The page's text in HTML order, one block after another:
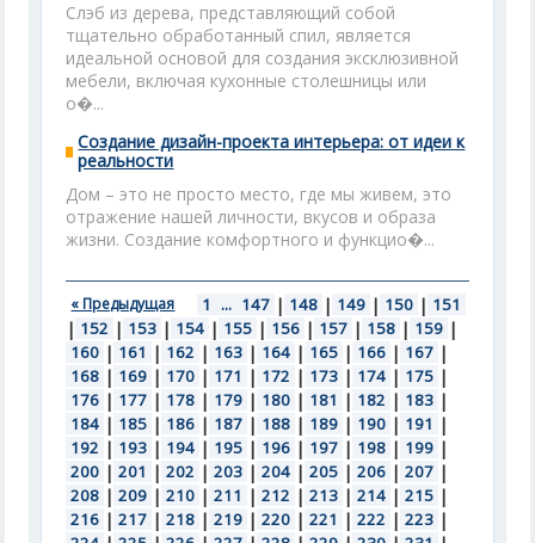
Слэб из дерева, представляющий собой
тщательно обработанный спил, является
идеальной основой для создания эксклюзивной
мебели, включая кухонные столешницы или
о�...
Создание дизайн-проекта интерьера: от идеи к
реальности
Дом – это не просто место, где мы живем, это
отражение нашей личности, вкусов и образа
жизни. Создание комфортного и функцио�...
« Предыдущая 1 ... 147 | 148 | 149 | 150 | 151
| 152 | 153 | 154 | 155 | 156 | 157 | 158 | 159 |
160 | 161 | 162 | 163 | 164 | 165 | 166 | 167 |
168 | 169 | 170 | 171 | 172 | 173 | 174 | 175 |
176 | 177 | 178 | 179 | 180 | 181 | 182 | 183 |
184 | 185 | 186 | 187 | 188 | 189 | 190 | 191 |
192 | 193 | 194 | 195 | 196 | 197 | 198 | 199 |
200 | 201 | 202 | 203 | 204 | 205 | 206 | 207 |
208 | 209 | 210 | 211 | 212 | 213 | 214 | 215 |
216 | 217 | 218 | 219 | 220 | 221 | 222 | 223 |